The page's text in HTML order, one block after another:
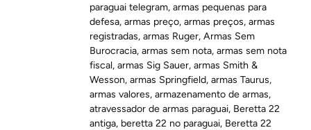
paraguai telegram,armas pequenas para
defesa,armas preço,armas preços,armas
registradas,armas Ruger,Armas Sem
Burocracia,armas sem nota,armas sem nota
fiscal,armas Sig Sauer,armas Smith &
Wesson,armas Springfield,armas Taurus,
armas valores,armazenamento de armas,
atravessador de armas paraguai, Beretta 22
antiga, beretta 22 no paraguai, Beretta 22